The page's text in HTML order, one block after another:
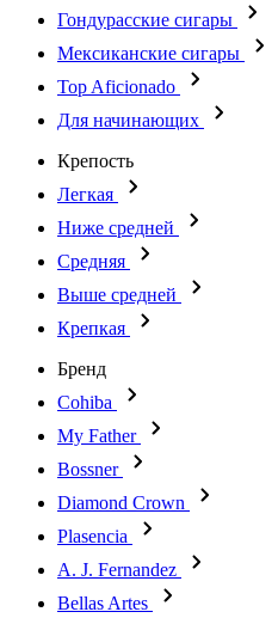
Гондурасские сигары
Мексиканские сигары
Top Aficionado
Для начинающих
Крепость
Легкая
Ниже средней
Средняя
Выше средней
Крепкая
Бренд
Cohiba
My Father
Bossner
Diamond Crown
Plasencia
A. J. Fernandez
Bellas Artes